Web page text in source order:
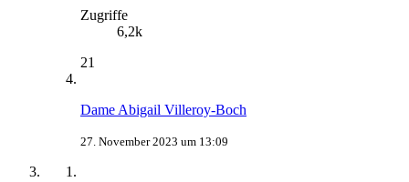
Zugriffe
6,2k
21
Dame Abigail Villeroy-Boch
27. November 2023 um 13:09